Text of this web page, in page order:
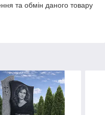
та обмін даного товару